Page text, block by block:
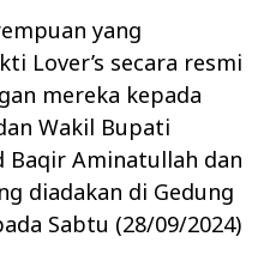
yang
Lover’s secara resmi
mereka kepada
Wakil Bupati
Baqir Aminatullah dan
diadakan di Gedung
Sabtu (28/09/2024)